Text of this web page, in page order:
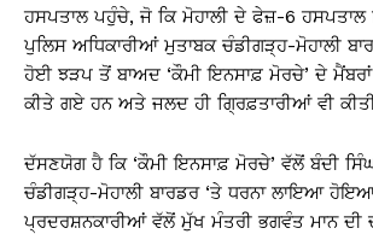
ਹਸਪਤਾਲ ਪਹੁੰਚੇ, ਜੋ ਕਿ ਮੋਹਾਲੀ ਦੇ ਫੇਜ਼-6 ਹਸਪਤਾਲ
ਪੁਲਿਸ ਅਧਿਕਾਰੀਆਂ ਮੁਤਾਬਕ ਚੰਡੀਗੜ੍ਹ-ਮੋਹਾਲੀ
ਹੋਈ ਝੜਪ ਤੋਂ ਬਾਅਦ ‘ਕੌਮੀ ਇਨਸਾਫ਼ ਮੋਰਚੇ’ ਦੇ
ਕੀਤੇ ਗਏ ਹਨ ਅਤੇ ਜਲਦ ਹੀ ਗ੍ਰਿਫ਼ਤਾਰੀਆਂ ਵੀ
ਦੱਸਣਯੋਗ ਹੈ ਕਿ ‘ਕੌਮੀ ਇਨਸਾਫ਼ ਮੋਰਚੇ’ ਵੱਲੋਂ ਬੰਦੀ
ਚੰਡੀਗੜ੍ਹ-ਮੋਹਾਲੀ ਬਾਰਡਰ ‘ਤੇ ਧਰਨਾ ਲਾਇਆ
ਪ੍ਰਦਰਸ਼ਨਕਾਰੀਆਂ ਵੱਲੋਂ ਮੁੱਖ ਮੰਤਰੀ ਭਗਵੰਤ ਮਾਨ ਦੀ